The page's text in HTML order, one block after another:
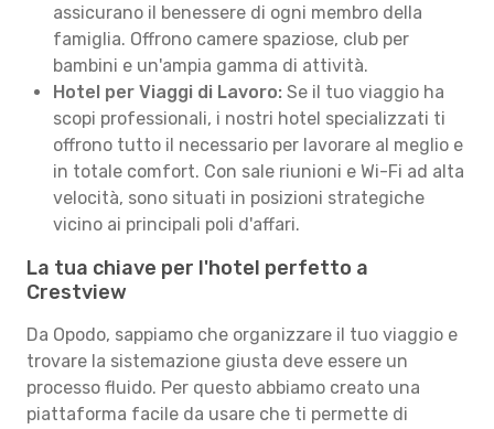
assicurano il benessere di ogni membro della
famiglia. Offrono camere spaziose, club per
bambini e un'ampia gamma di attività.
Hotel per Viaggi di Lavoro: Se il tuo viaggio ha
scopi professionali, i nostri hotel specializzati ti
offrono tutto il necessario per lavorare al meglio e
in totale comfort. Con sale riunioni e Wi-Fi ad alta
velocità, sono situati in posizioni strategiche
vicino ai principali poli d'affari.
La tua chiave per l'hotel perfetto a
Crestview
Da Opodo, sappiamo che organizzare il tuo viaggio e
trovare la sistemazione giusta deve essere un
processo fluido. Per questo abbiamo creato una
piattaforma facile da usare che ti permette di